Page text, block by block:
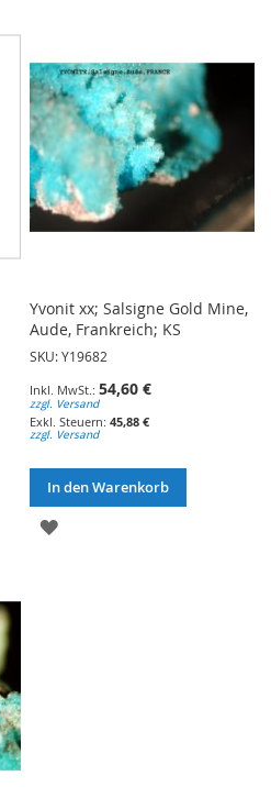
Yvonit xx; Salsigne Gold Mine,
Aude, Frankreich; KS
SKU: Y19682
54,60 €
zzgl. Versand
45,88 €
zzgl. Versand
In den Warenkorb
ZUR